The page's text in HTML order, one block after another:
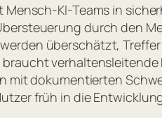
Mensch-KI-Teams in
durch den
überschätzt,
verhaltensleitende
mit dokumentierten
früh in die